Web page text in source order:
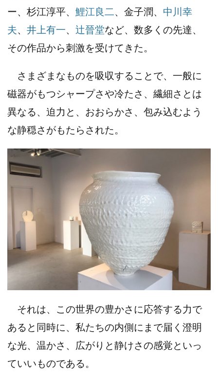
ー、杉江淳平、 鯉江良二、金子潤、 中川幸
夫、 井上有一、 辻晉堂など、数多くの先達、
その作品から刺激を受けてきた。
さまざまなものを吸収することで、一般に
磁器がもつシャープさや冷たさ、繊細さとは
異なる、迫力と、おおらかさ、包み込むよう
な静穏さがもたらされた。
それは、この世界の豊かさに応答する力で
あると同時に、私たちの内側にまで届く澄明
な光、温かさ、広がりと静けさの感覚といっ
ていいものである。